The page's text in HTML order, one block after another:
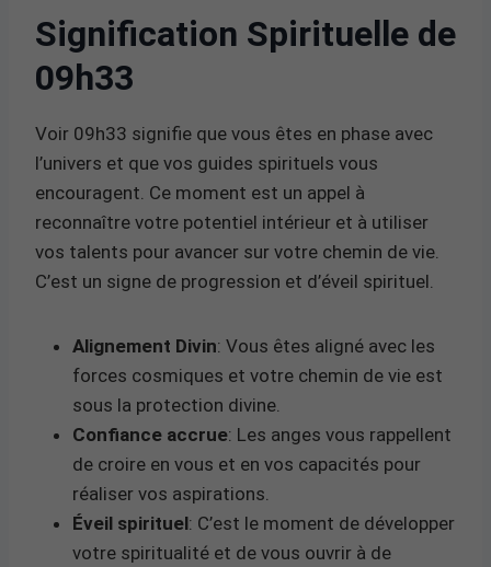
Signification Spirituelle de
09h33
Voir 09h33 signifie que vous êtes en phase avec
l’univers et que vos guides spirituels vous
encouragent. Ce moment est un appel à
reconnaître votre potentiel intérieur et à utiliser
vos talents pour avancer sur votre chemin de vie.
C’est un signe de progression et d’éveil spirituel.
Alignement Divin: Vous êtes aligné avec les
forces cosmiques et votre chemin de vie est
sous la protection divine.
Confiance accrue: Les anges vous rappellent
de croire en vous et en vos capacités pour
réaliser vos aspirations.
Éveil spirituel: C’est le moment de développer
votre spiritualité et de vous ouvrir à de